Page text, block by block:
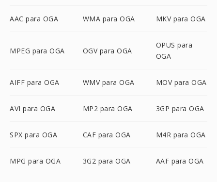
AAC para OGA WMA para OGA MKV para OGA
MPEG para OGA OGV para OGA
OPUS para
OGA
AIFF para OGA WMV para OGA MOV para OGA
AVI para OGA MP2 para OGA 3GP para OGA
SPX para OGA CAF para OGA M4R para OGA
MPG para OGA 3G2 para OGA AAF para OGA